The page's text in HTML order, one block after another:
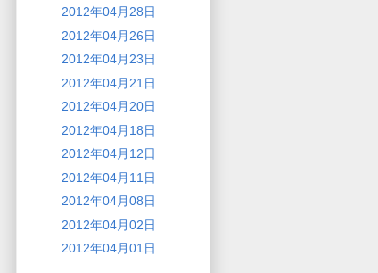
2012年04月28日
2012年04月26日
2012年04月23日
2012年04月21日
2012年04月20日
2012年04月18日
2012年04月12日
2012年04月11日
2012年04月08日
2012年04月02日
2012年04月01日